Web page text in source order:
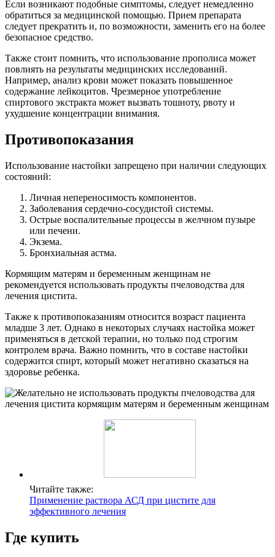
Если возникают подобные симптомы, следует немедленно
обратиться за медицинской помощью. Прием препарата
следует прекратить и, по возможности, заменить его на более
безопасное средство.
Также стоит помнить, что использование прополиса может
повлиять на результаты медицинских исследований.
Например, анализ крови может показать повышенное
содержание лейкоцитов. Чрезмерное употребление
спиртового экстракта может вызвать тошноту, рвоту и
ухудшение концентрации внимания.
Противопоказания
Использование настойки запрещено при наличии следующих
состояний:
Личная непереносимость компонентов.
Заболевания сердечно-сосудистой системы.
Острые воспалительные процессы в желчном пузыре
или печени.
Экзема.
Бронхиальная астма.
Кормящим матерям и беременным женщинам не
рекомендуется использовать продукты пчеловодства для
лечения цистита.
Также к противопоказаниям относится возраст пациента
младше 3 лет. Однако в некоторых случаях настойка может
применяться в детской терапии, но только под строгим
контролем врача. Важно помнить, что в составе настойки
содержится спирт, который может негативно сказаться на
здоровье ребенка.
Читайте также:
Применение раствора АСД при цистите для
эффективного лечения
Где купить